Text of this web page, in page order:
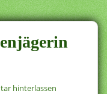
hinterlassen